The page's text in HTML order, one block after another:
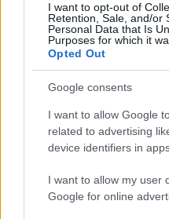
I want to opt-out of
Retention, Sale, and/or
Personal Data that Is
Purposes for which it
Opted Out
Google consents
I want to allow Google
related to advertising
device identifiers in
I want to allow my user
Google for online
Αν τα χάσατε